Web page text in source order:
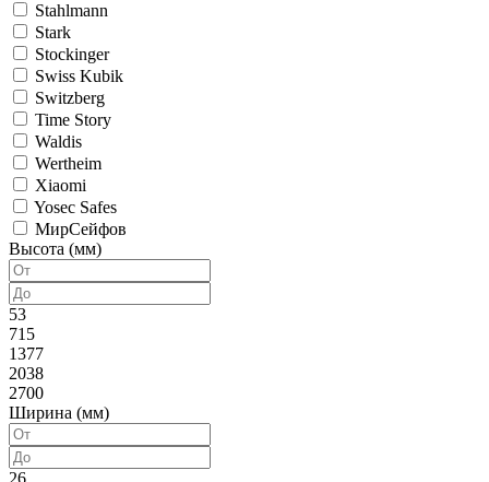
Stahlmann
Stark
Stockinger
Swiss Kubik
Switzberg
Time Story
Waldis
Wertheim
Xiaomi
Yosec Safes
МирСейфов
Высота (мм)
53
715
1377
2038
2700
Ширина (мм)
26